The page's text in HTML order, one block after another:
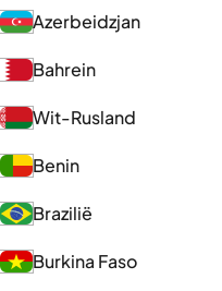
Azerbeidzjan
Bahrein
Wit-Rusland
Benin
Brazilië
Burkina Faso